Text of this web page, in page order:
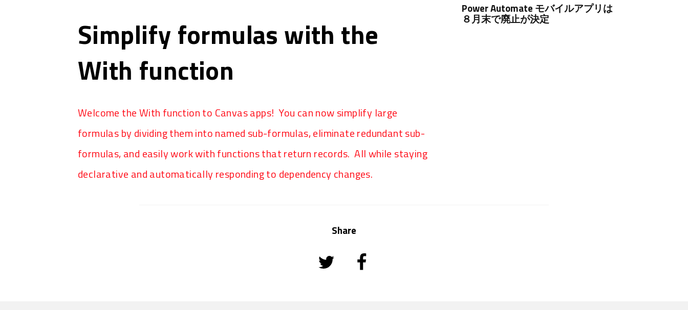
Simplify formulas with the
With function
Welcome the With function to Canvas apps! You can now simplify large
formulas by dividing them into named sub-formulas, eliminate redundant sub-
formulas, and easily work with functions that return records. All while staying
declarative and automatically responding to dependency changes.
Power Automate モバイルアプリは
８月末で廃止が決定
Share